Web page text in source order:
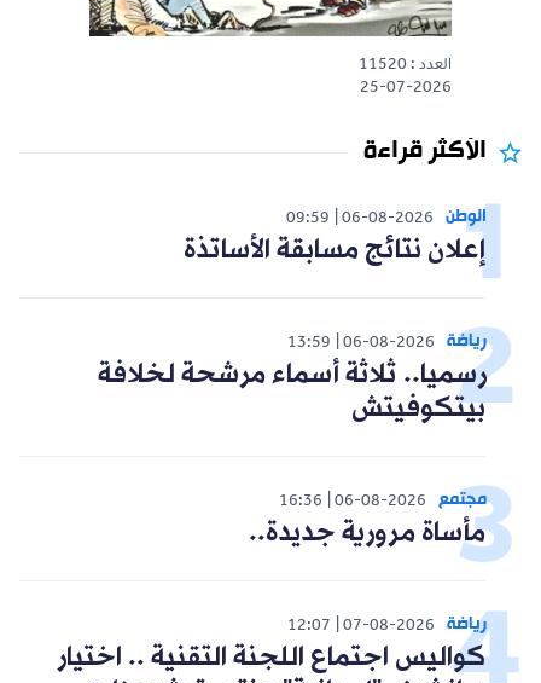
العدد : 11520
25-07-2026
الأكثر قراءة
الوطن 06-08-2026
09:59
إعلان نتائج مسابقة الأساتذة
رياضة 06-08-2026
13:59
رسميا.. ثلاثة أسماء مرشحة لخلافة
بيتكوفيتش
مجتمع 06-08-2026
16:36
مأساة مرورية جديدة..
رياضة 07-08-2026
12:07
كواليس اجتماع اللجنة التقنية .. اختيار